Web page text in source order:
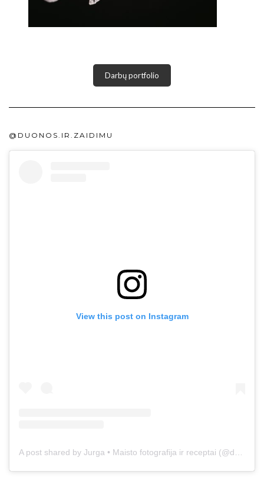
Darbų portfolio
@DUONOS.IR.ZAIDIMU
View this post on Instagram